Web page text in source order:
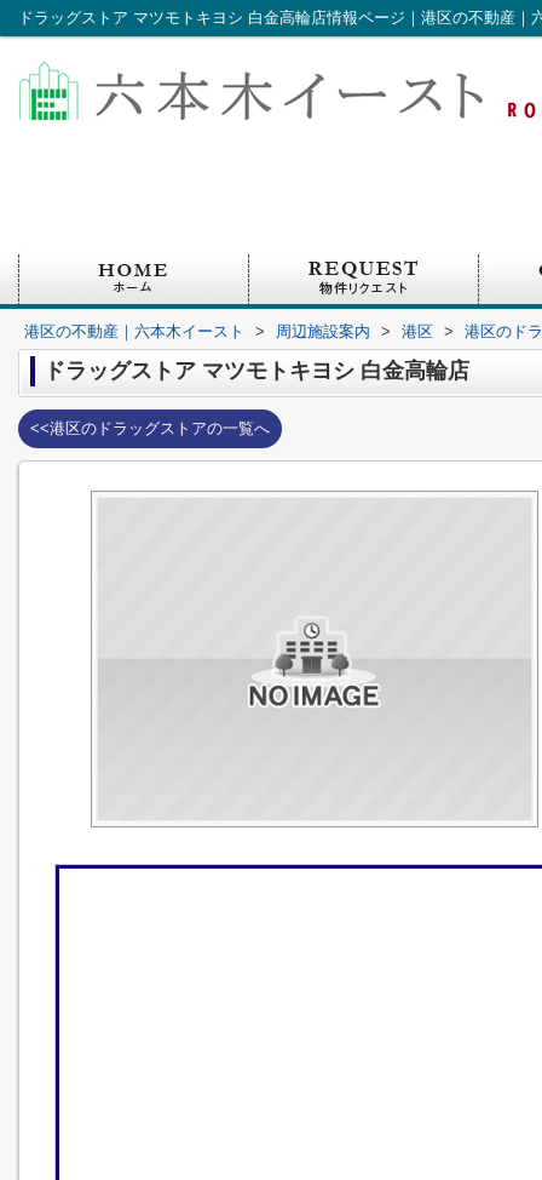
ドラッグストア マツモトキヨシ 白金高輪店情報ページ｜港区の不動産｜
港区の不動産｜六本木イースト > 周辺施設案内 > 港区 > 港区のド
ドラッグストア マツモトキヨシ 白金高輪店
<<港区のドラッグストアの一覧へ